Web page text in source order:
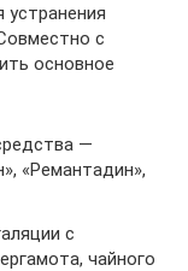
с
основное
—
«Ремантадин»,
с
чайного